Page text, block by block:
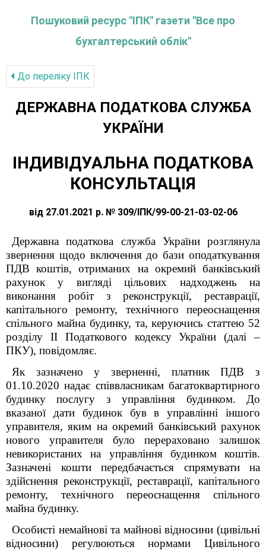
Пошуковий ресурс "ІПК" газети "Все про
бухгалтерський облік"
До переліку IПК
ДЕРЖАВНА ПОДАТКОВА СЛУЖБА
УКРАЇНИ
ІНДИВІДУАЛЬНА ПОДАТКОВА
КОНСУЛЬТАЦІЯ
від 27.01.2021 р. № 309/ІПК/99-00-21-03-02-06
Державна податкова служба України розглянула
звернення щодо включення до бази оподаткування
ПДВ коштів, отриманих на окремий банківський
рахунок у вигляді цільових надходжень на
виконання робіт з реконструкції, реставрації,
капітального ремонту, технічного переоснащення
спільного майна будинку, та, керуючись статтею 52
розділу II Податкового кодексу України (далі –
ПКУ), повідомляє.
Як зазначено у зверненні, платник ПДВ з
01.10.2020 надає співвласникам багатоквартирного
будинку послугу з управління будинком. До
вказаної дати будинок був в управлінні іншого
управителя, яким на окремий банківський рахунок
нового управителя було перераховано залишок
невикористаних на управління будинком коштів.
Зазначені кошти передбачається спрямувати на
здійснення реконструкції, реставрації, капітального
ремонту, технічного переоснащення спільного
майна будинку.
Особисті немайнові та майнові відносини (цивільні
відносини) регулюються нормами Цивільного